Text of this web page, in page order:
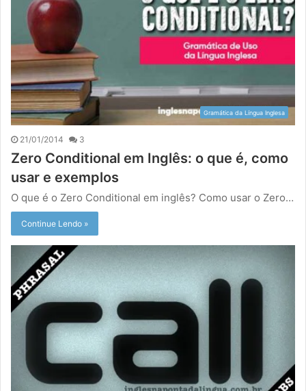
Gramática da Língua Inglesa
21/01/2014 3
Zero Conditional em Inglês: o que é, como
usar e exemplos
O que é o Zero Conditional em inglês? Como usar o Zero…
Continue Lendo »